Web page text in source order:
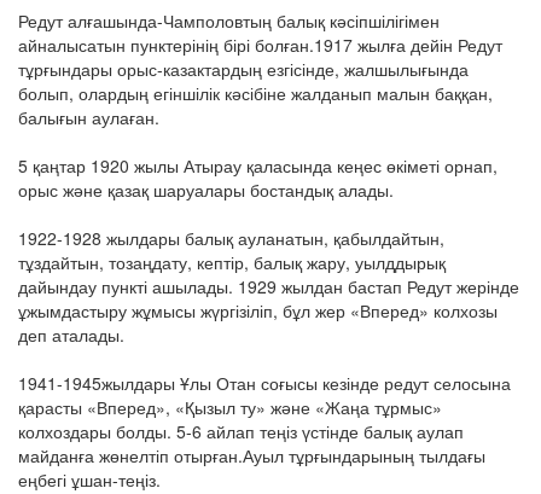
Редут алғашында-Чамполовтың балық кәсіпшілігімен
айналысатын пунктерінің бірі болған.1917 жылға дейін Редут
тұрғындары орыс-казактардың езгісінде, жалшылығында
болып, олардың егіншілік кәсібіне жалданып малын баққан,
балығын аулаған.
5 қаңтар 1920 жылы Атырау қаласында кеңес өкіметі орнап,
орыс және қазақ шаруалары бостандық алады.
1922-1928 жылдары балық ауланатын, қабылдайтын,
тұздайтын, тозаңдату, кептір, балық жару, уылддырық
дайындау пункті ашылады. 1929 жылдан бастап Редут жерінде
ұжымдастыру жұмысы жүргізіліп, бұл жер «Вперед» колхозы
деп аталады.
1941-1945жылдары Ұлы Отан соғысы кезінде редут селосына
қарасты «Вперед», «Қызыл ту» және «Жаңа тұрмыс»
колхоздары болды. 5-6 айлап теңіз үстінде балық аулап
майданға жөнелтіп отырған.Ауыл тұрғындарының тылдағы
еңбегі ұшан-теңіз.